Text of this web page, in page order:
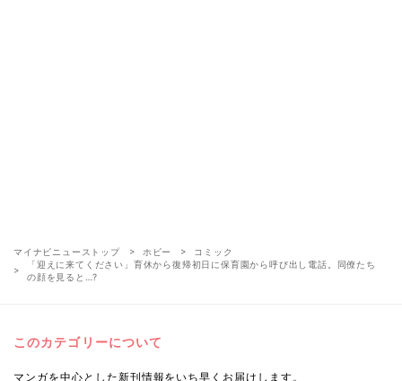
マイナビニューストップ ホビー
コミック
「迎えに来てください」育休から復帰初日に保育園から呼び出し電話。同僚たち
の顔を見ると…?
このカテゴリーについて
マンガを中心とした新刊情報をいち早くお届けします。